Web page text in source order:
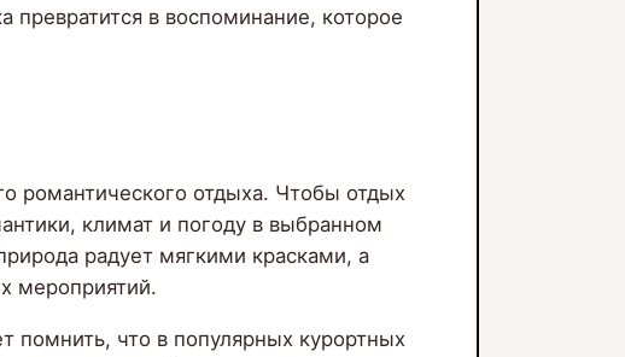
превратится в воспоминание, которое
романтического отдыха. Чтобы отдых
климат и погоду в выбранном
радует мягкими красками, а
мероприятий.
что в популярных курортных